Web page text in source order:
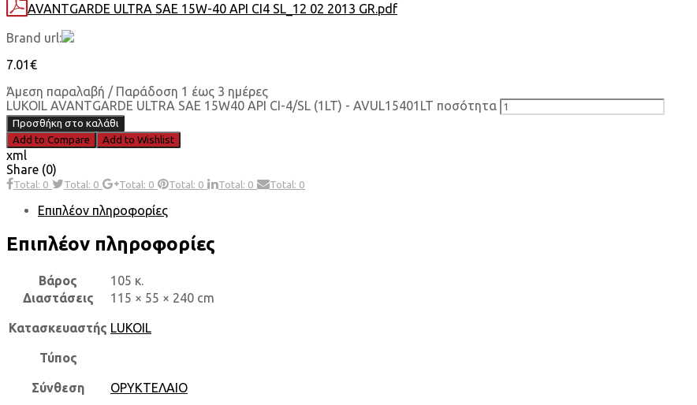
AVANTGARDE ULTRA SAE 15W-40 API CI4 SL_12 02 2013 GR.pdf
Brand url:
7.01€
Άμεση παραλαβή / Παράδοση 1 έως 3 ημέρες
LUKOIL AVANTGARDE ULTRA SAE 15W40 API CI-4/SL (1LT) - AVUL15401LT ποσότητα
Προσθήκη στο καλάθι
Add to Compare
Add to Wishlist
xml
Share (0)
Total: 0 Total: 0 Total: 0 Total: 0 Total: 0 Total: 0
Επιπλέον πληροφορίες
Επιπλέον πληροφορίες
Βάρος
105 κ.
Διαστάσεις
115 × 55 × 240 cm
Κατασκευαστής LUKOIL
Τύπος
Σύνθεση ΟΡΥΚΤΕΛΑΙΟ